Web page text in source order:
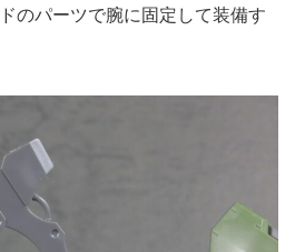
のパーツで腕に固定して装備す